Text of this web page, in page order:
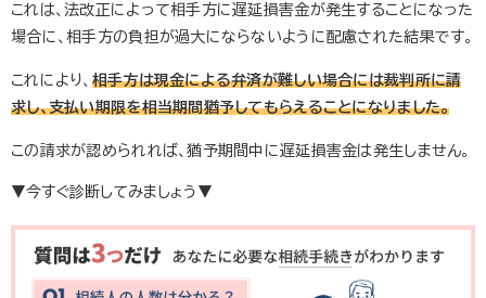
これは、法改正によって相手方に遅延損害金が発生することになった
場合に、相手方の負担が過大にならないように配慮された結果です。
これにより、 相手方は現金による弁済が難しい場合には裁判所に請
求し、支払い期限を相当期間猶予してもらえることになりました。
この請求が認められれば、猶予期間中に遅延損害金は発生しません。
▼今すぐ診断してみましょう▼